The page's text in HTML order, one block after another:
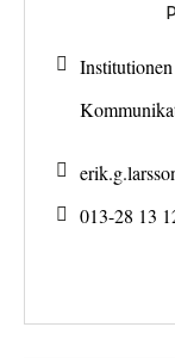
013-28 13